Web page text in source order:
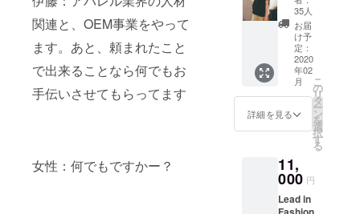
関連と、OEM事業をやって
ます。あと、頼まれたこと
で出来ることなら何でもお
手伝いさせてもらってます
女性：何でもですかー？
アパレル企
業をメイン
にキャリア
支援を行い
ながら、東
チュアした
品の企画・
製作・販売
同開
発 半
身麻痺
対応ス
リング
シャツ
(半袖
カラー
BK サイ
ズ
XS,S,M,
枚をお
送りし
ます。
ご支援
35人
お届
け予
定：
2020
年02
月
詳細を見る
こ
の
リ
タ
ー
ン
を
選
択
す
る
11,
000 円
Lead in